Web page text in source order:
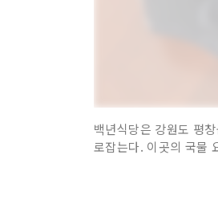
백년식당은 강원도 평
로잡는다. 이곳의 국물